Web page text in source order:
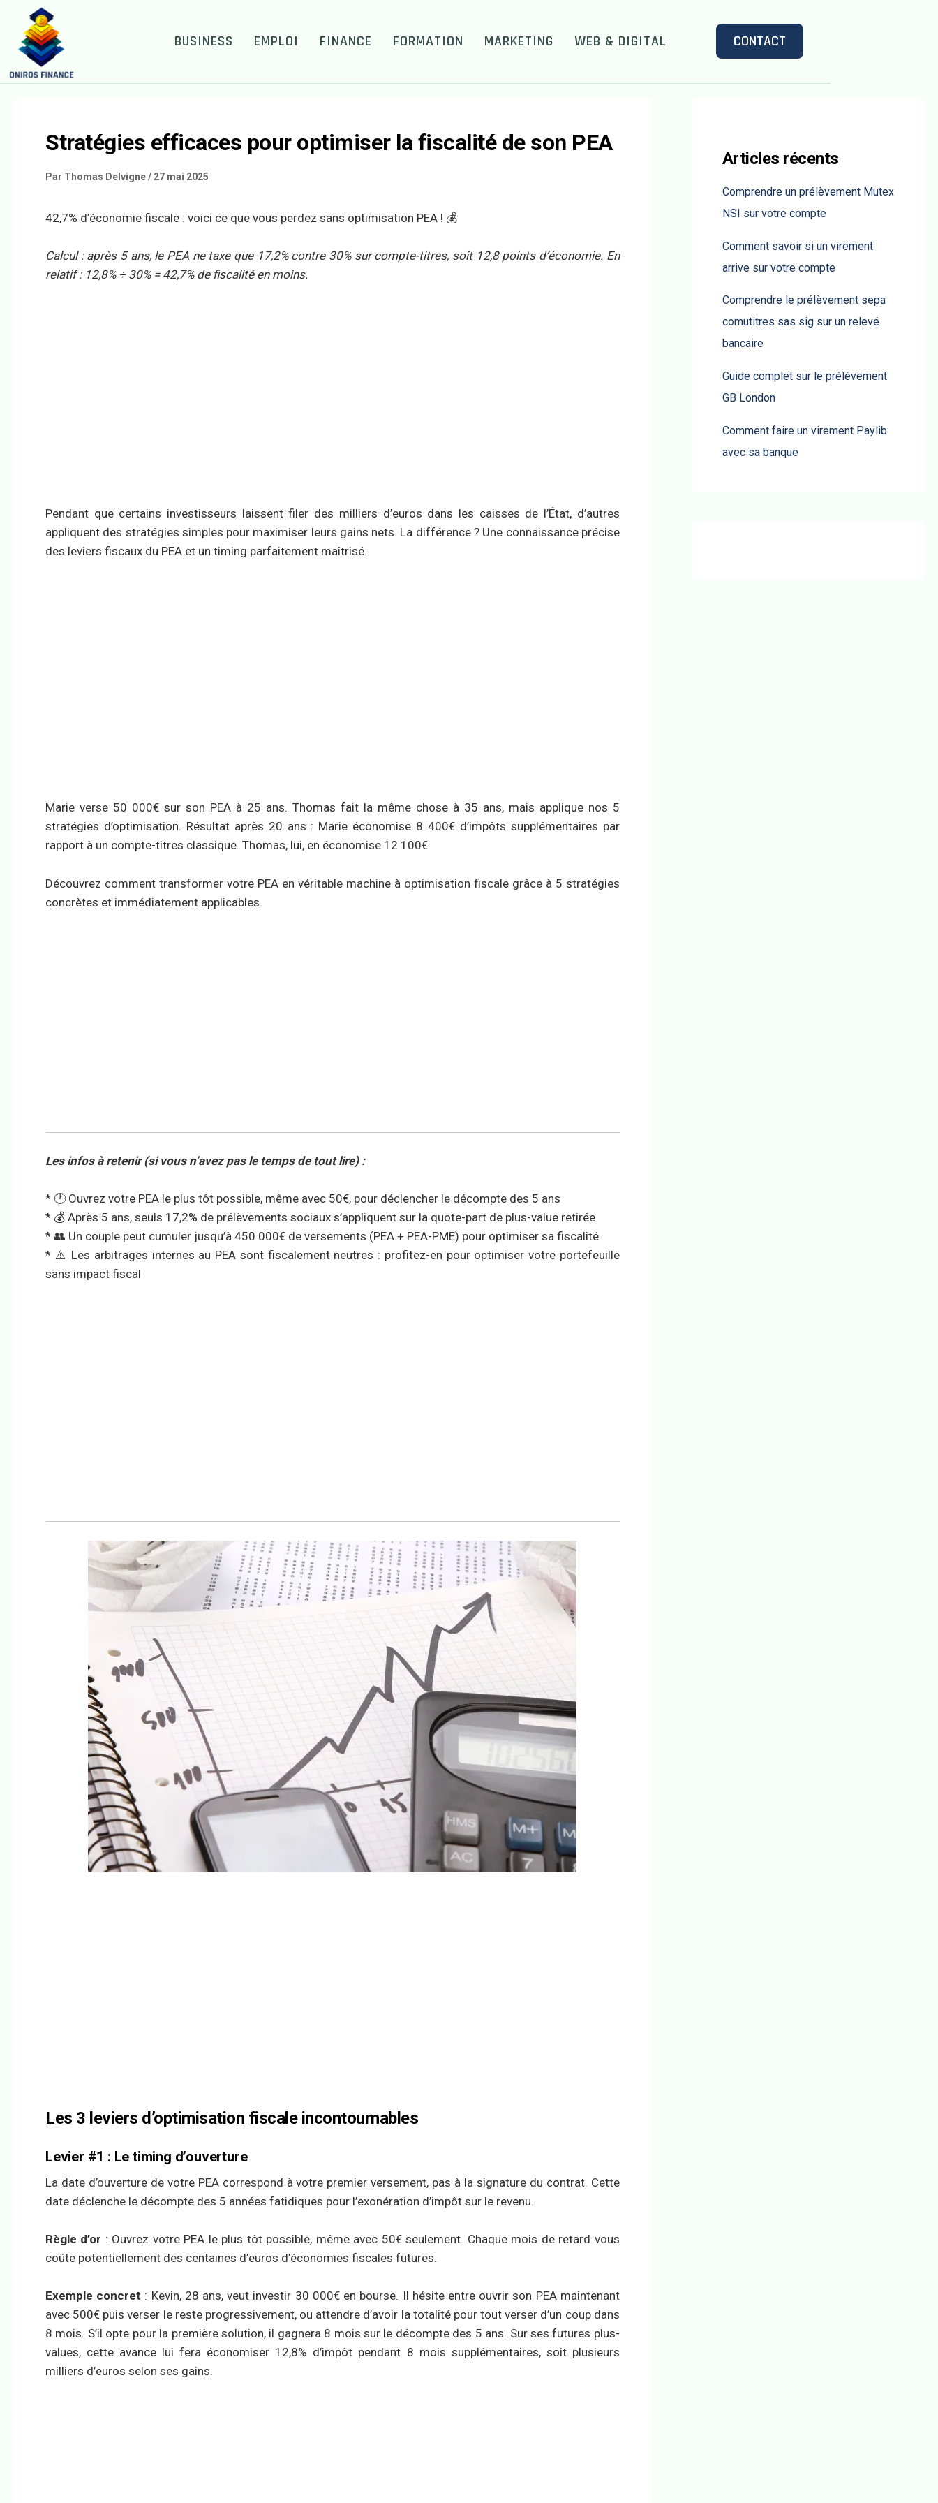
BUSINESS EMPLOI FINANCE FORMATION MARKETING WEB & DIGITAL CONTACT
Stratégies efficaces pour optimiser la fiscalité de son PEA
Par Thomas Delvigne/ 27 mai 2025
42,7% d’économie fiscale : voici ce que vous perdez sans optimisation PEA ! 💰
Calcul : après 5 ans, le PEA ne taxe que 17,2% contre 30% sur compte-titres, soit 12,8 points d’économie. En
relatif : 12,8% ÷ 30% = 42,7% de fiscalité en moins.
Pendant que certains investisseurs laissent filer des milliers d’euros dans les caisses de l’État, d’autres
appliquent des stratégies simples pour maximiser leurs gains nets. La différence ? Une connaissance précise
des leviers fiscaux du PEA et un timing parfaitement maîtrisé.
Marie verse 50 000€ sur son PEA à 25 ans. Thomas fait la même chose à 35 ans, mais applique nos 5
stratégies d’optimisation. Résultat après 20 ans : Marie économise 8 400€ d’impôts supplémentaires par
rapport à un compte-titres classique. Thomas, lui, en économise 12 100€.
Découvrez comment transformer votre PEA en véritable machine à optimisation fiscale grâce à 5 stratégies
concrètes et immédiatement applicables.
Les infos à retenir (si vous n’avez pas le temps de tout lire) :
* 🕐 Ouvrez votre PEA le plus tôt possible, même avec 50€, pour déclencher le décompte des 5 ans
* 💰 Après 5 ans, seuls 17,2% de prélèvements sociaux s’appliquent sur la quote-part de plus-value retirée
* 👥 Un couple peut cumuler jusqu’à 450 000€ de versements (PEA + PEA-PME) pour optimiser sa fiscalité
* ⚠️ Les arbitrages internes au PEA sont fiscalement neutres : profitez-en pour optimiser votre portefeuille
sans impact fiscal
Les 3 leviers d’optimisation fiscale incontournables
Levier #1 : Le timing d’ouverture
La date d’ouverture de votre PEA correspond à votre premier versement, pas à la signature du contrat. Cette
date déclenche le décompte des 5 années fatidiques pour l’exonération d’impôt sur le revenu.
Règle d’or : Ouvrez votre PEA le plus tôt possible, même avec 50€ seulement. Chaque mois de retard vous
coûte potentiellement des centaines d’euros d’économies fiscales futures.
Exemple concret : Kevin, 28 ans, veut investir 30 000€ en bourse. Il hésite entre ouvrir son PEA maintenant
avec 500€ puis verser le reste progressivement, ou attendre d’avoir la totalité pour tout verser d’un coup dans
8 mois. S’il opte pour la première solution, il gagnera 8 mois sur le décompte des 5 ans. Sur ses futures plus-
values, cette avance lui fera économiser 12,8% d’impôt pendant 8 mois supplémentaires, soit plusieurs
milliers d’euros selon ses gains.
Articles récents
Comprendre un prélèvement Mutex
NSI sur votre compte
Comment savoir si un virement
arrive sur votre compte
Comprendre le prélèvement sepa
comutitres sas sig sur un relevé
bancaire
Guide complet sur le prélèvement
GB London
Comment faire un virement Paylib
avec sa banque